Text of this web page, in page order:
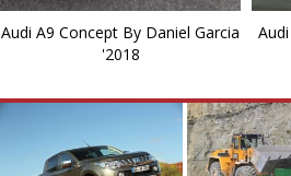
Audi A9 Concept By Daniel Garcia
'2018